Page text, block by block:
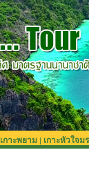
เกาะพยาม | เกาะหัวใจม